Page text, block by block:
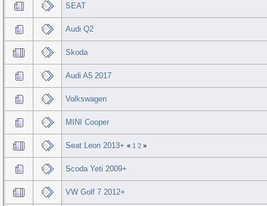
SEAT
Audi Q2
Skoda
Audi A5 2017
Volkswagen
MINI Cooper
Seat Leon 2013+ « 1 2 »
Scoda Yeti 2009+
VW Golf 7 2012+